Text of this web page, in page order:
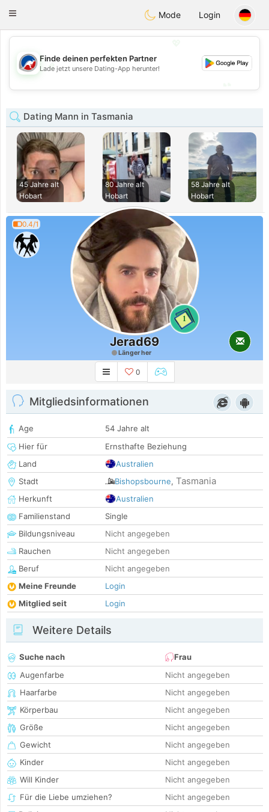
Australia Chat
Toggle
Mode Login
💖
💕
Finde deinen perfekten Partner
Lade jetzt unsere Dating-App herunter!
Dating Mann in Tasmania
45 Jahre alt
Hobart
80 Jahre alt
Hobart
58 Jahre alt
Hobart
0.4/1
1
Jerad69
Länger her
0
Mitgliedsinformationen
Age
54 Jahre alt
Hier für
Ernsthafte Beziehung
Land
Australien
Stadt
Bishopsbourne, Tasmania
Herkunft
Australien
Familienstand
Single
Bildungsniveau
Nicht angegeben
Rauchen
Nicht angegeben
Beruf
Nicht angegeben
Meine Freunde
Login
Mitglied seit
Login
Weitere Details
Suche nach
Frau
Augenfarbe
Nicht angegeben
Haarfarbe
Nicht angegeben
Körperbau
Nicht angegeben
Größe
Nicht angegeben
Gewicht
Nicht angegeben
Kinder
Nicht angegeben
Will Kinder
Nicht angegeben
Für die Liebe umziehen?
Nicht angegeben